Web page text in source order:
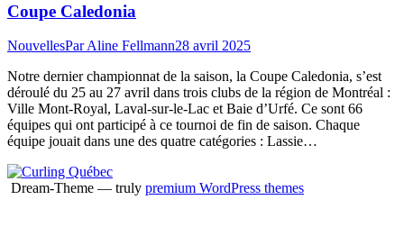
Coupe Caledonia
NouvellesParAline Fellmann28 avril 2025
Notre dernier championnat de la saison, la Coupe Caledonia, s’est
déroulé du 25 au 27 avril dans trois clubs de la région de Montréal :
Ville Mont-Royal, Laval-sur-le-Lac et Baie d’Urfé. Ce sont 66
équipes qui ont participé à ce tournoi de fin de saison. Chaque
équipe jouait dans une des quatre catégories : Lassie…
Dream-Theme — truly premium WordPress themes